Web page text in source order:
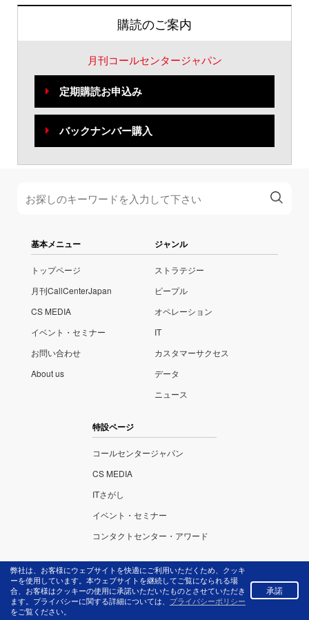
購読のご案内
月刊コールセンタージャパン
定期購読お申込み
バックナンバー購入
基本メニュー
トップページ
月刊CallCenterJapan
CS MEDIA
イベント・セミナー
お問い合わせ
About us
ジャンル
ストラテジー
ピープル
オペレーション
IT
カスタマーサクセス
データ
ニュース
特設ページ
コールセンタージャパン
CS MEDIA
ITさがし
イベント・セミナー
コンタクトセンター・アワード
株式会社リックテレ
コム
プライバ
シーポリ
弊社は、お客様にウェブサイトを快適にご利用いただくため、クッキ
ーを使用しています。本ウェブサイトを継続してご覧になられる場
合、お客様はクッキーの使用に承諾いただいたものとさせていただき
ます。プライバシーに関する詳細については、 プライバシーポリシー
をご覧ください。
承諾